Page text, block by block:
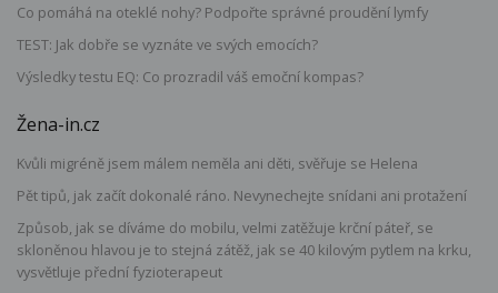
Co pomáhá na oteklé nohy? Podpořte správné proudění lymfy
TEST: Jak dobře se vyznáte ve svých emocích?
Výsledky testu EQ: Co prozradil váš emoční kompas?
Žena-in.cz
Kvůli migréně jsem málem neměla ani děti, svěřuje se Helena
Pět tipů, jak začít dokonalé ráno. Nevynechejte snídani ani protažení
Způsob, jak se díváme do mobilu, velmi zatěžuje krční páteř, se
skloněnou hlavou je to stejná zátěž, jak se 40 kilovým pytlem na krku,
vysvětluje přední fyzioterapeut